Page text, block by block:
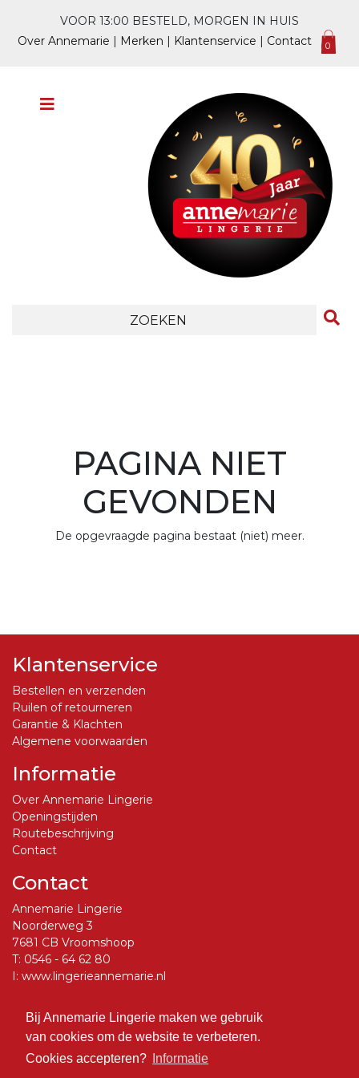
Bij Annemarie Lingerie maken we gebruik
van cookies om de website te verbeteren.
Cookies accepteren?
Informatie
VOOR 13:00 BESTELD, MORGEN IN HUIS
Over Annemarie | Merken | Klantenservice | Contact 0
PAGINA NIET
GEVONDEN
De opgevraagde pagina bestaat (niet) meer.
Klantenservice
Bestellen en verzenden
Ruilen of retourneren
Garantie & Klachten
Algemene voorwaarden
Informatie
Over Annemarie Lingerie
Openingstijden
Routebeschrijving
Contact
Contact
Annemarie Lingerie
Noorderweg 3
7681 CB Vroomshoop
T: 0546 - 64 62 80
I: www.lingerieannemarie.nl
Social Media
Volg ons op Facebook